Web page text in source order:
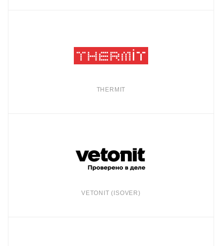
THERMIT
VETONIT (ISOVER)